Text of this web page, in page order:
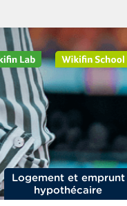
Logement et emprunt
hypothécaire